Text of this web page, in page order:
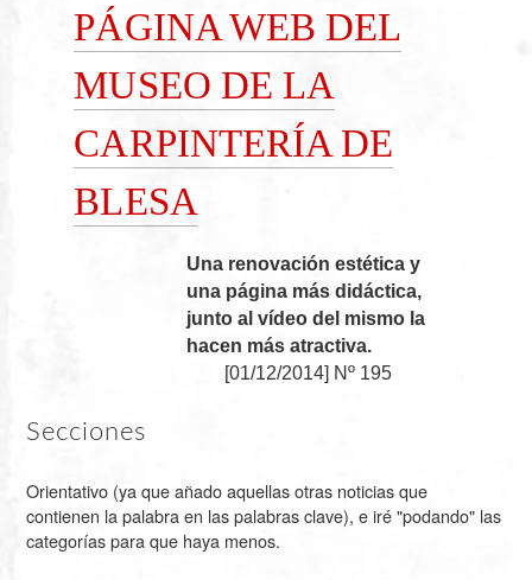
PÁGINA WEB DEL
MUSEO DE LA
CARPINTERÍA DE
BLESA
Una renovación estética y
una página más didáctica,
junto al vídeo del mismo la
hacen más atractiva.
[01/12/2014] Nº 195
Secciones
Orientativo (ya que añado aquellas otras noticias que
contienen la palabra en las palabras clave), e iré "podando" las
categorías para que haya menos.